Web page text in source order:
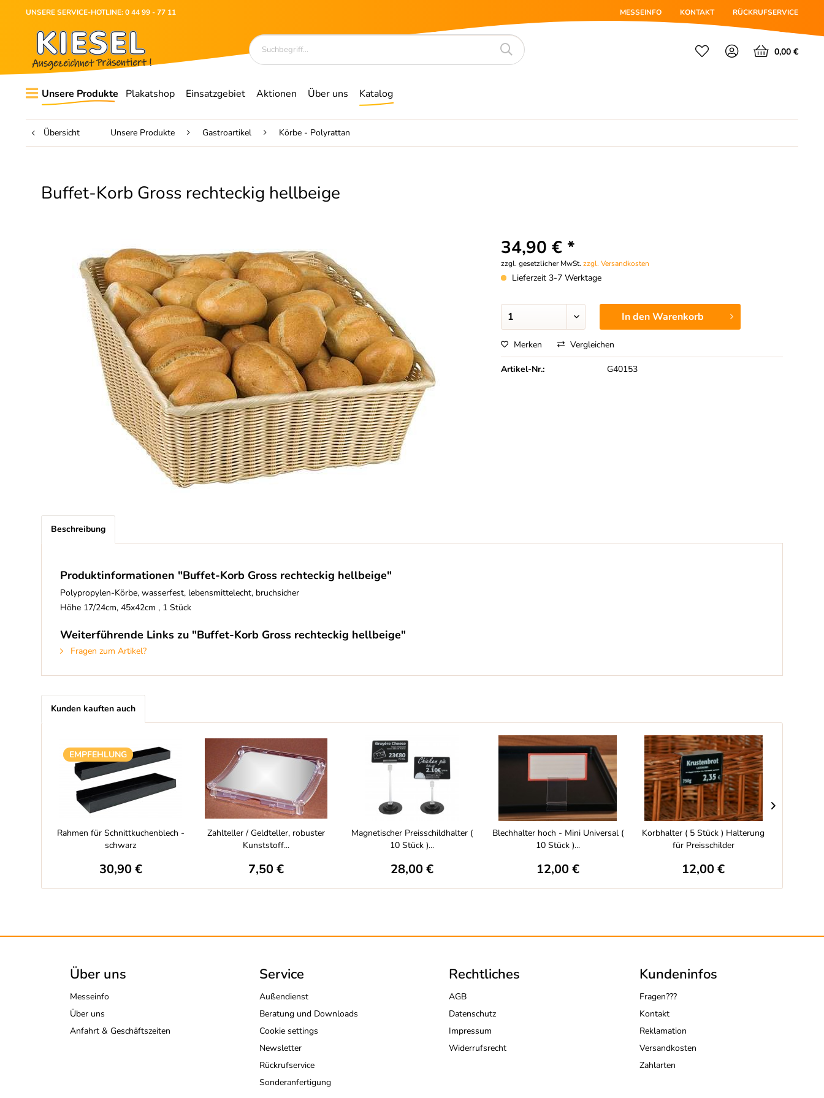
UNSERE SERVICE-HOTLINE: 0 44 99 - 77 11 MESSEINFO KONTAKT RÜCKRUFSERVICE
0,00 €
Unsere Produkte Plakatshop Einsatzgebiet Aktionen Über uns Katalog
Übersicht Unsere Produkte Gastroartikel Körbe - Polyrattan
Buffet-Korb Gross rechteckig hellbeige
34,90 € *
zzgl. gesetzlicher MwSt.zzgl. Versandkosten
Lieferzeit 3-7 Werktage
In denWarenkorb
Merken Vergleichen
Artikel-Nr.: G40153
Beschreibung
Produktinformationen "Buffet-Korb Gross rechteckig hellbeige"
Polypropylen-Körbe, wasserfest, lebensmittelecht, bruchsicher
Höhe 17/24cm, 45x42cm , 1 Stück
Weiterführende Links zu "Buffet-Korb Gross rechteckig hellbeige"
Fragen zum Artikel?
Kunden kauften auch
EMPFEHLUNG
Rahmen für Schnittkuchenblech -
schwarz
30,90 €
Zahlteller / Geldteller, robuster
Kunststoff...
7,50 €
Magnetischer Preisschildhalter (
10 Stück )...
28,00 €
Blechhalter hoch - Mini Universal (
10 Stück )...
12,00 €
Korbhalter ( 5 Stück ) Halterung
für Preisschilder
12,00 €
Über uns
Messeinfo
Über uns
Anfahrt & Geschäftszeiten
Service
Außendienst
Beratung und Downloads
Cookie settings
Newsletter
Rückrufservice
Sonderanfertigung
Rechtliches
AGB
Datenschutz
Impressum
Widerrufsrecht
Kundeninfos
Fragen???
Kontakt
Reklamation
Versandkosten
Zahlarten